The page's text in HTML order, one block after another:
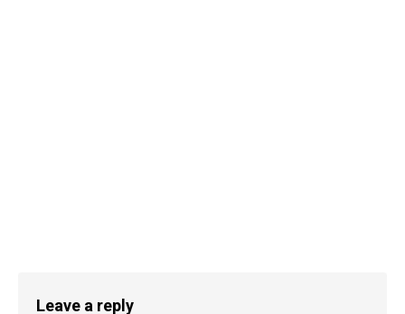
Leave a reply